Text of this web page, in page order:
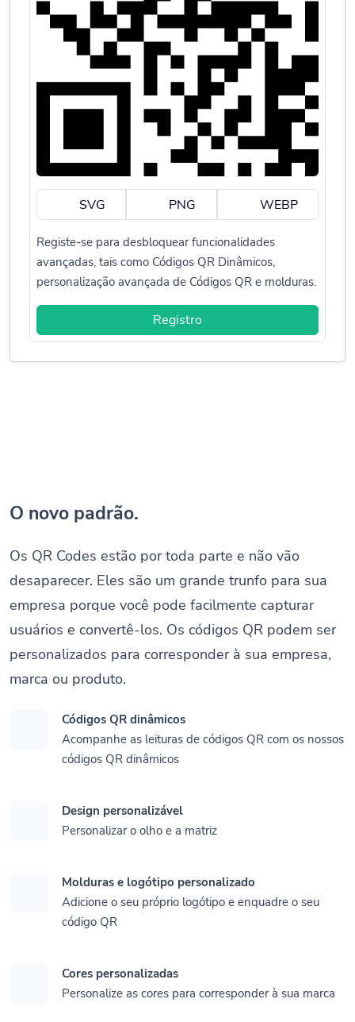
SVG PNG WEBP
Registe-se para desbloquear funcionalidades
avançadas, tais como Códigos QR Dinâmicos,
personalização avançada de Códigos QR e molduras.
Registro
O novo padrão.
Os QR Codes estão por toda parte e não vão
desaparecer. Eles são um grande trunfo para sua
empresa porque você pode facilmente capturar
usuários e convertê-los. Os códigos QR podem ser
personalizados para corresponder à sua empresa,
marca ou produto.
Códigos QR dinâmicos
Acompanhe as leituras de códigos QR com os nossos
códigos QR dinâmicos
Design personalizável
Personalizar o olho e a matriz
Molduras e logótipo personalizado
Adicione o seu próprio logótipo e enquadre o seu
código QR
Cores personalizadas
Personalize as cores para corresponder à sua marca